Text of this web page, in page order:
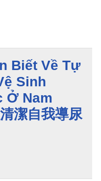
Biết Về Tự
Sinh
Ở Nam
潔自我導尿